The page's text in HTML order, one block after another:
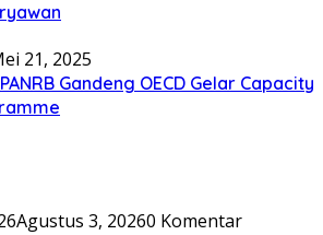
21, 2025
Gandeng OECD Gelar Capacity
Agustus 3, 20260 Komentar